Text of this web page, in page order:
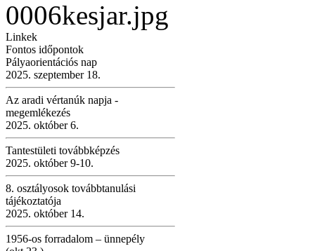
Linkek
Fontos időpontok
Pályaorientációs nap
2025. szeptember 18.
Az aradi vértanúk napja -
megemlékezés
2025. október 6.
Tantestületi továbbképzés
2025. október 9-10.
8. osztályosok továbbtanulási
tájékoztatója
2025. október 14.
1956-os forradalom – ünnepély